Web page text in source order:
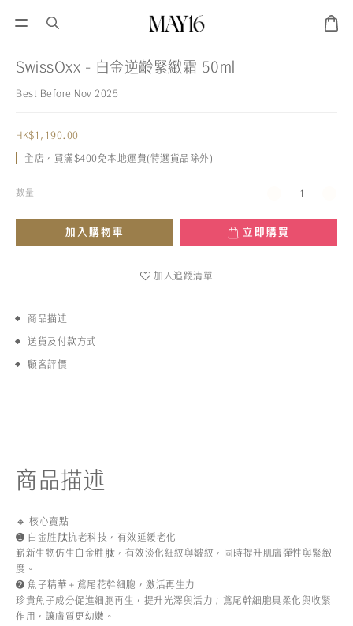
SwissOxx - 白金逆齡緊緻霜 50ml
Best Before Nov 2025
HK$1,190.00
全店，買滿$400免本地運費(特選貨品除外)
數量
加入購物車 立即購買
加入追蹤清單
商品描述
送貨及付款方式
顧客評價
商品描述
🔸 核心賣點
➊ 白金胜肽抗老科技，有效延緩老化
嶄新生物仿生白金胜肽，有效淡化細紋與皺紋，同時提升肌膚彈性與緊緻
度。
➋ 魚子精華＋鳶尾花幹細胞，激活再生力
珍貴魚子成分促進細胞再生，提升光澤與活力；鳶尾幹細胞具柔化與收緊
作用，讓膚質更幼嫩。